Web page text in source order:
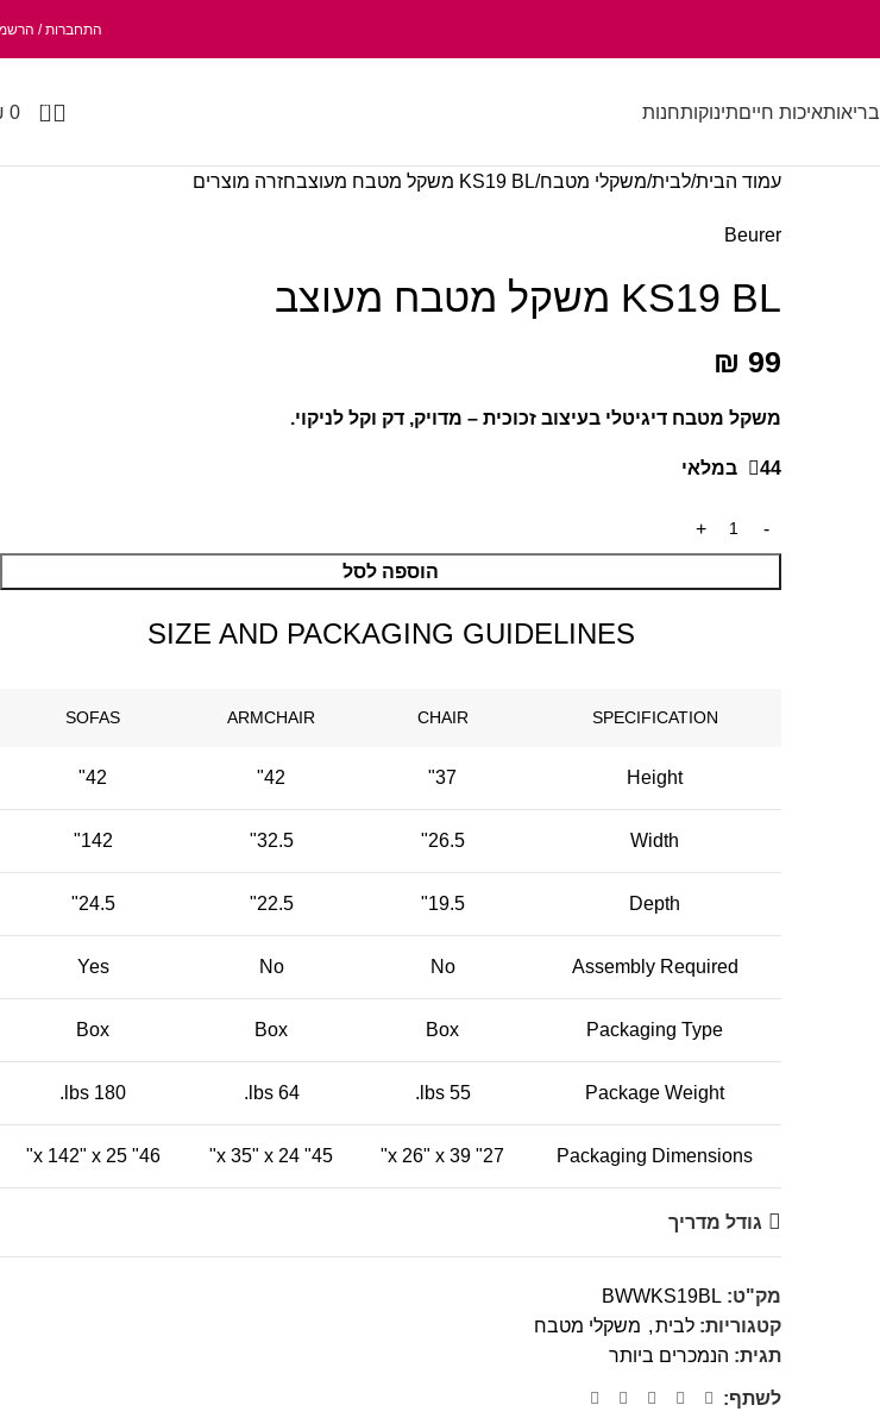
התחברות /
בריאותאיכות חייםתינוקותחנות 0
0
עמוד הבית לבית משקלי מטבח KS19 BL משקל מטבח מעוצב חזרה מוצרים
Beurer
KS19 BL משקל מטבח מעוצב
₪ 99
משקל מטבח דיגיטלי בעיצוב זכוכית – מדויק, דק וקל לניקוי.
44 במלאי
הוספה לסל
SIZE AND PACKAGING GUIDELINES
SPECIFICATION
CHAIR
ARMCHAIR
SOFAS
Height
37"
42"
42"
Width
26.5"
32.5"
142"
Depth
19.5"
22.5"
24.5"
Assembly Required
No
No
Yes
Packaging Type
Box
Box
Box
Package Weight
55 lbs.
64 lbs.
180 lbs.
Packaging Dimensions
27" x 26" x 39"
45" x 35" x 24"
46" x 142" x 25"
גודל מדריך
מק"ט: BWWKS19BL
קטגוריות: לבית, משקלי מטבח
תגית: הנמכרים ביותר
לשתף: